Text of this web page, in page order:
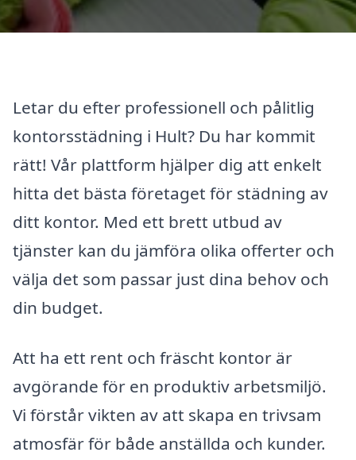
Letar du efter professionell och pålitlig
kontorsstädning i Hult? Du har kommit
rätt! Vår plattform hjälper dig att enkelt
hitta det bästa företaget för städning av
ditt kontor. Med ett brett utbud av
tjänster kan du jämföra olika offerter och
välja det som passar just dina behov och
din budget.
Att ha ett rent och fräscht kontor är
avgörande för en produktiv arbetsmiljö.
Vi förstår vikten av att skapa en trivsam
atmosfär för både anställda och kunder.